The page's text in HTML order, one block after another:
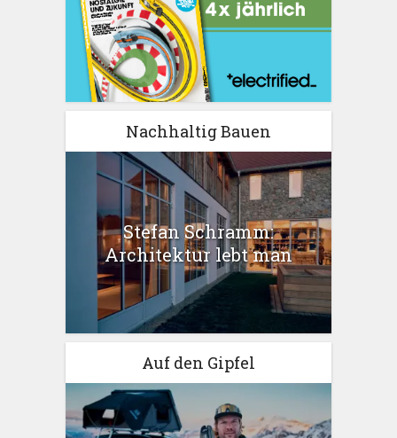
Nachhaltig Bauen
Stefan Schramm:
Architektur lebt man
Auf den Gipfel